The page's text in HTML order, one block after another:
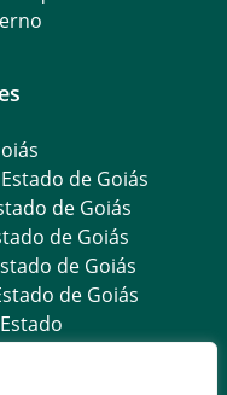
de Goiás
de Goiás
de Goiás
de Goiás
de Goiás